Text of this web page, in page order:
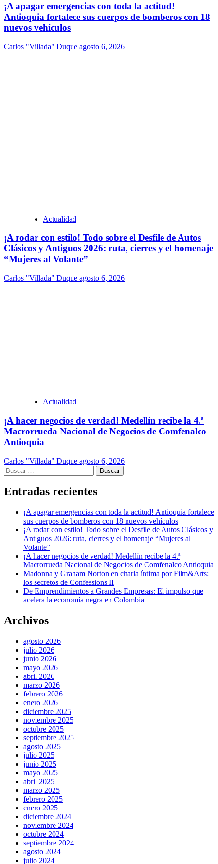
¡A apagar emergencias con toda la actitud!
Antioquia fortalece sus cuerpos de bomberos con 18
nuevos vehículos
Carlos "Villada" Duque agosto 6, 2026
Actualidad
¡A rodar con estilo! Todo sobre el Desfile de Autos
Clásicos y Antiguos 2026: ruta, cierres y el homenaje
“Mujeres al Volante”
Carlos "Villada" Duque agosto 6, 2026
Actualidad
¡A hacer negocios de verdad! Medellín recibe la 4.ª
Macrorrueda Nacional de Negocios de Comfenalco
Antioquia
Carlos "Villada" Duque agosto 6, 2026
Buscar:
Entradas recientes
¡A apagar emergencias con toda la actitud! Antioquia fortalece
sus cuerpos de bomberos con 18 nuevos vehículos
¡A rodar con estilo! Todo sobre el Desfile de Autos Clásicos y
Antiguos 2026: ruta, cierres y el homenaje “Mujeres al
Volante”
¡A hacer negocios de verdad! Medellín recibe la 4.ª
Macrorrueda Nacional de Negocios de Comfenalco Antioquia
Madonna y Graham Norton en charla íntima por Film&Arts:
los secretos de Confessions II
De Emprendimientos a Grandes Empresas: El impulso que
acelera la economía negra en Colombia
Archivos
agosto 2026
julio 2026
junio 2026
mayo 2026
abril 2026
marzo 2026
febrero 2026
enero 2026
diciembre 2025
noviembre 2025
octubre 2025
septiembre 2025
agosto 2025
julio 2025
junio 2025
mayo 2025
abril 2025
marzo 2025
febrero 2025
enero 2025
diciembre 2024
noviembre 2024
octubre 2024
septiembre 2024
agosto 2024
julio 2024